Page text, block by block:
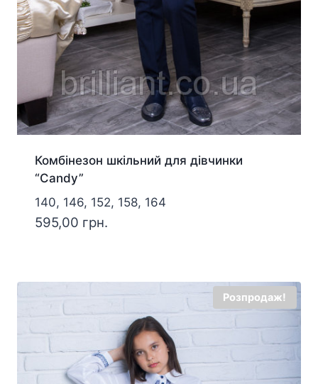
Комбінезон шкільний для дівчинки
“Candy”
140, 146, 152, 158, 164
595,00 грн.
Розпродаж!